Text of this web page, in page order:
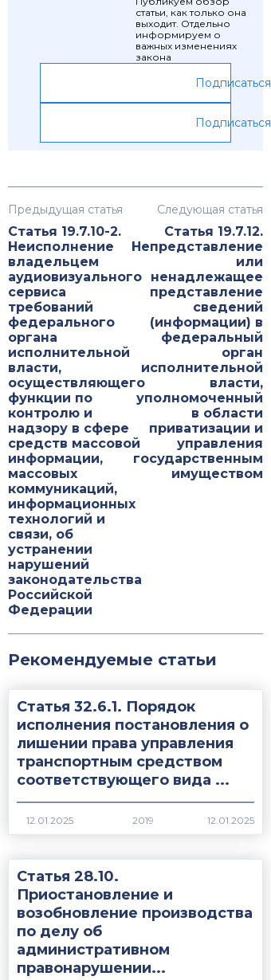
статьи, как только она
выходит. Отдельно
информируем о
важных изменениях
закона
Подписаться
Подписаться
Предыдущая статья
Статья 19.7.10-2.
Неисполнение
владельцем
аудиовизуального
сервиса
требований
федерального
органа
исполнительной
власти,
осуществляющего
функции по
контролю и
надзору в сфере
средств массовой
информации,
массовых
коммуникаций,
информационных
технологий и
связи, об
устранении
нарушений
законодательства
Российской
Федерации
Следующая статья
Статья 19.7.12.
Непредставление
или
ненадлежащее
представление
сведений
(информации) в
федеральный
орган
исполнительной
власти,
уполномоченный
в области
приватизации и
управления
государственным
имуществом
Рекомендуемые статьи
Статья 32.6.1. Порядок
исполнения постановления о
лишении права управления
транспортным средством
соответствующего вида ...
2019
Статья 28.10.
Приостановление и
возобновление производства
по делу об
административном
правонарушении...